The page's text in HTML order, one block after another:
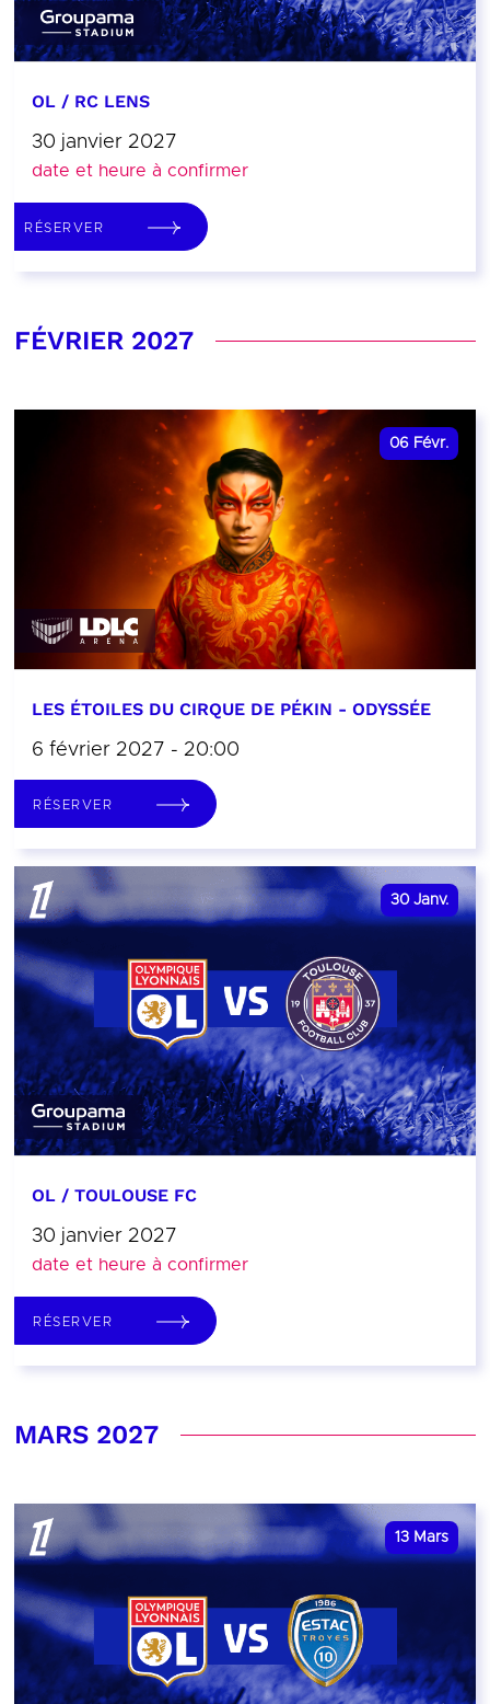
OL / RC LENS
30 janvier 2027
date et heure à confirmer
RÉSERVER
FÉVRIER 2027
06 Févr.
LES ÉTOILES DU CIRQUE DE PÉKIN - ODYSSÉE
6 février 2027 - 20:00
RÉSERVER
30 Janv.
OL / TOULOUSE FC
30 janvier 2027
date et heure à confirmer
RÉSERVER
MARS 2027
13 Mars